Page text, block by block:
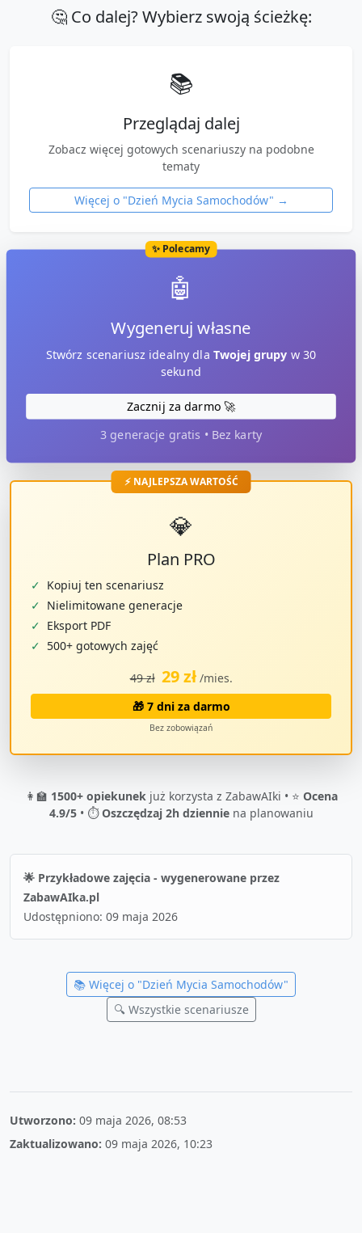
🤔 Co dalej? Wybierz swoją ścieżkę:
📚
Przeglądaj dalej
Zobacz więcej gotowych scenariuszy na podobne
tematy
Więcej o "Dzień Mycia Samochodów" →
✨ Polecamy
🤖
Wygeneruj własne
Stwórz scenariusz idealny dla Twojej grupy w 30
sekund
Zacznij za darmo 🚀
3 generacje gratis • Bez karty
⚡ NAJLEPSZA WARTOŚĆ
💎
Plan PRO
✓ Kopiuj ten scenariusz
✓ Nielimitowane generacje
✓ Eksport PDF
✓ 500+ gotowych zajęć
49 zł 29 zł /mies.
🎁 7 dni za darmo
Bez zobowiązań
👩‍🏫 1500+ opiekunekjuż korzysta z ZabawAIki • ⭐ Ocena
4.9/5• ⏱️Oszczędzaj 2h dzienniena planowaniu
🌟 Przykładowe zajęcia - wygenerowane przez
ZabawAIka.pl
Udostępniono: 09 maja 2026
📚 Więcej o "Dzień Mycia Samochodów"
🔍 Wszystkie scenariusze
Utworzono: 09 maja 2026, 08:53
Zaktualizowano: 09 maja 2026, 10:23